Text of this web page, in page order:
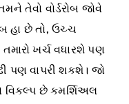
તેવો વોર્ડરોબ જોવે
હા છે તો, ઉચ્ચ
તમારો ખર્ચ વધારશે પણ
પણ વાપરી શકશે। જો
વિકલ્પ છે કમર્શિઅલ